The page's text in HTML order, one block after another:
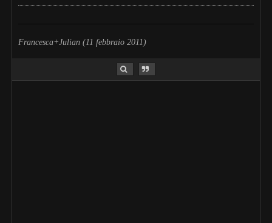
Francesca+Julian (11 febbraio 2011)